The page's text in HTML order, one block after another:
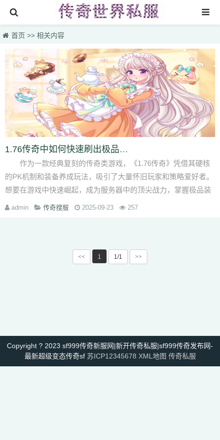
首页
找sf999传奇发布网
传奇搜服
热门私服
新开传奇网站
刚开一秒传奇
新开传奇网站专区
首页 >> 相关内容
1.76传奇中如何快速刷出极品装备并提升战力？
作为一款经典复刻的传奇类游戏，《1.76传奇》凭借其硬核
的PK机制和装备养成玩法，吸引了大量怀旧玩家和策略爱好者。
想要在游戏中快速崛起，成为服务器中的顶尖战力，掌握极品装
备获取和战力提升···
admin 传奇搜服 2025-09-23 257
<< 1 1/1 >>
Copyright ? 2023 sf999传奇新服网|新开传奇私服|sf999传奇发布网-
最新超级变态传奇sf 苏ICP12345678 XML地图 传奇私服